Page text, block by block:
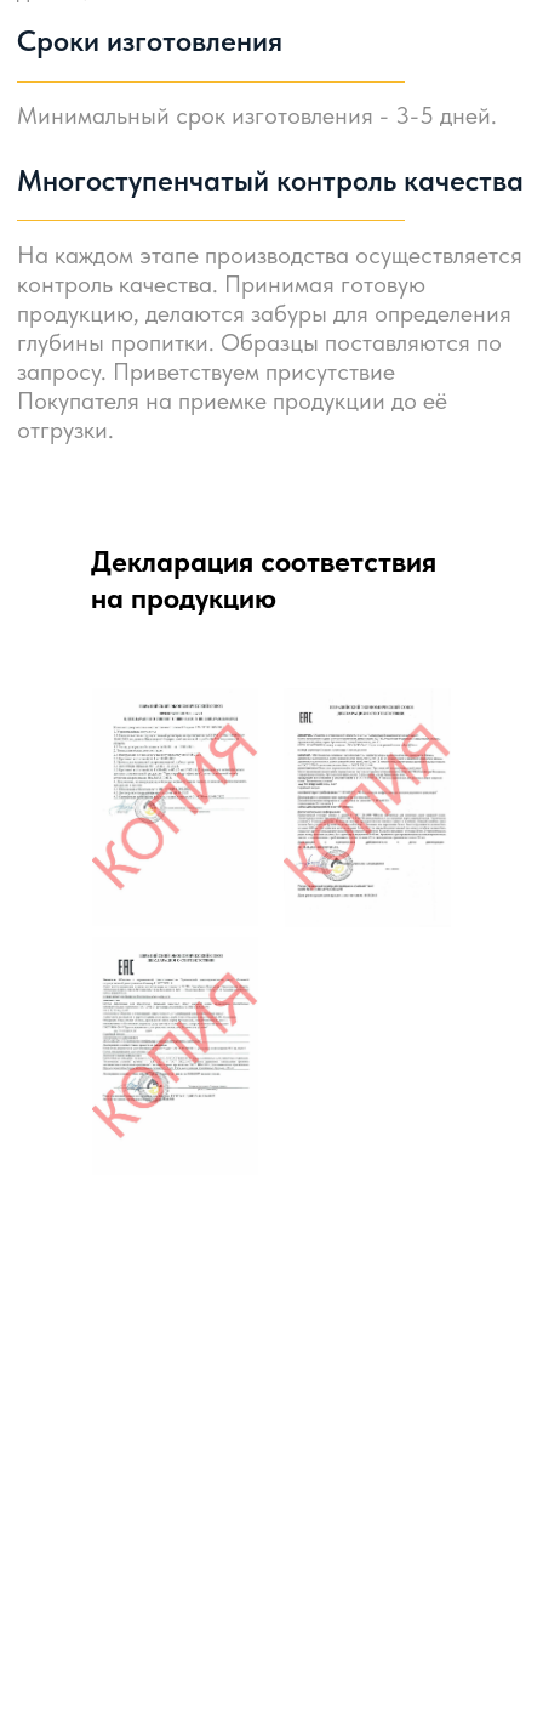
Декларация соответствия
на продукцию
Как вас зовут?
Номер телефона
+7
ОСТАВИТЬ ЗАЯВКУ
Нажимая на кнопку, вы соглашаетесь на обработку персональных
данных
ООО "Артёмовский шпалопропиточный завод”
Все права защищены
, РФ, Свердловская обл.,
+7 (999) 288-58-59
Политика конфиденциальности
zakaz@ashz.su
ОБРАТНЫЙ ЗВОНОК